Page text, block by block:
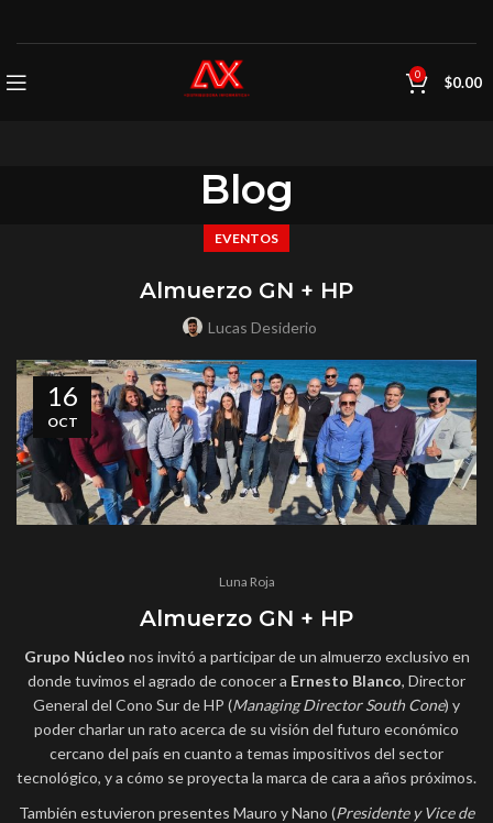
0 $0.00
Blog
EVENTOS
Almuerzo GN + HP
Lucas Desiderio
16
OCT
Luna Roja
Almuerzo GN + HP
Grupo Núcleo nos invitó a participar de un almuerzo exclusivo en
donde tuvimos el agrado de conocer a Ernesto Blanco, Director
General del Cono Sur de HP (Managing Director South Cone) y
poder charlar un rato acerca de su visión del futuro económico
cercano del país en cuanto a temas impositivos del sector
tecnológico, y a cómo se proyecta la marca de cara a años próximos.
También estuvieron presentes Mauro y Nano (Presidente y Vice de